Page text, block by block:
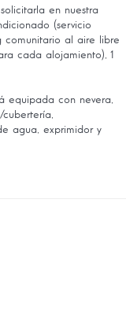
en nuestra
(servicio
comunitario al aire libre
cada alojamiento), 1
equipada con nevera,
agua, exprimidor y